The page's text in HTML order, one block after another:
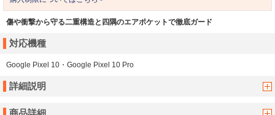
傷や衝撃から守る二重構造と四隅のエアポケットで徹底ガード
対応機種
Google Pixel 10・Google Pixel 10 Pro
詳細説明